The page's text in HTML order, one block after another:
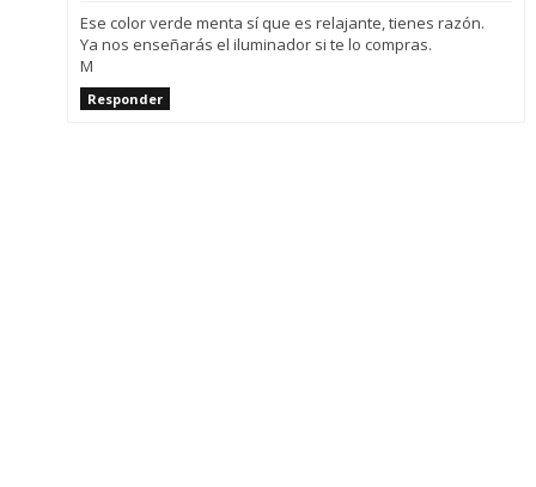
Ese color verde menta sí que es relajante, tienes razón.
Ya nos enseñarás el iluminador si te lo compras.
M
Responder